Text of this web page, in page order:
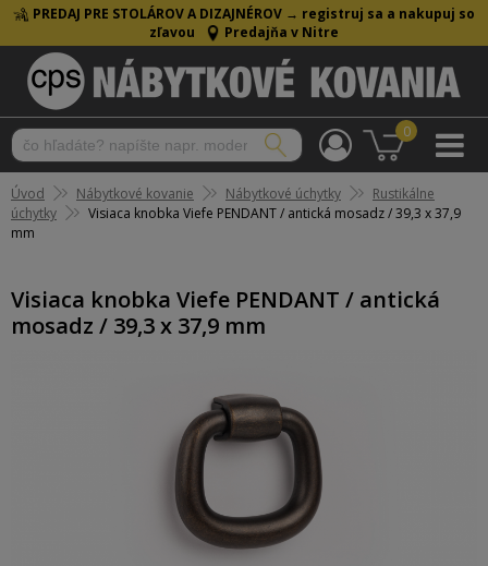
PREDAJ PRE STOLÁROV A DIZAJNÉROV → registruj sa a nakupuj so
zľavou
Predajňa v Nitre
0
Úvod Nábytkové kovanie Nábytkové úchytky
Rustikálne
úchytky
Visiaca knobka Viefe PENDANT / antická mosadz / 39,3 x 37,9
mm
Visiaca knobka Viefe PENDANT / antická
mosadz / 39,3 x 37,9 mm